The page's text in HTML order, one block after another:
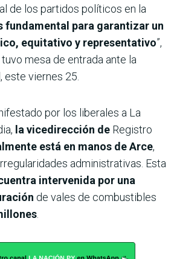
de los partidos políticos en la
fundamental para garantizar un
equitativo y representativo”,
mesa de entrada ante la
viernes 25.
por los liberales a La
la vicedirección de Registro
está en manos de Arce,
administrativas. Esta
intervenida por una
de vales de combustibles